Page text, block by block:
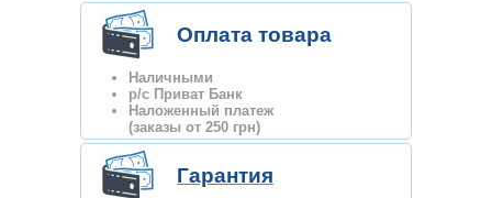
Оплата товара
Наличными
р/с Приват Банк
Наложенный платеж
(заказы от 250 грн)
Гарантия